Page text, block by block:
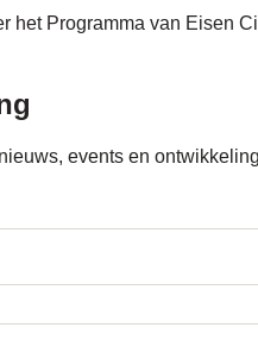
Programma van Eisen
events en